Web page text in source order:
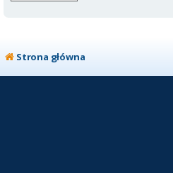
Strona główna